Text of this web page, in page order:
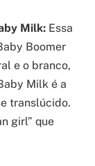
Milk: Essa
Boomer
e o branco,
Milk é a
translúcido.
girl” que